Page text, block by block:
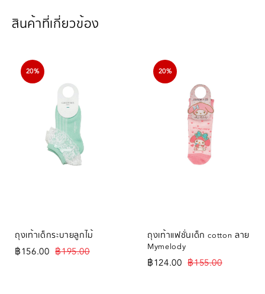
สินค้าที่เกี่ยวข้อง
20%
ถุงเท้าเด็กระบายลูกไม้
฿156.00 ฿195.00
20%
ถุงเท้าแฟชั่นเด็ก cotton ลาย
Mymelody
฿124.00 ฿155.00